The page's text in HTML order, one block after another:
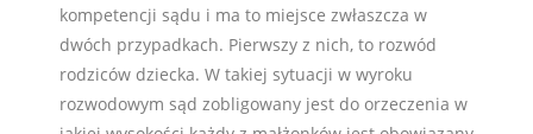
kompetencji sądu i ma to miejsce zwłaszcza w
dwóch przypadkach. Pierwszy z nich, to rozwód
rodziców dziecka. W takiej sytuacji w wyroku
rozwodowym sąd zobligowany jest do orzeczenia w